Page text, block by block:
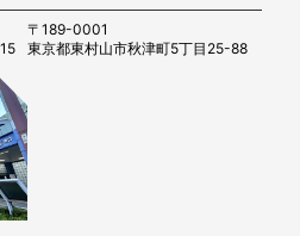
〒189-0001
東京都東村山市秋津町5丁目25-88